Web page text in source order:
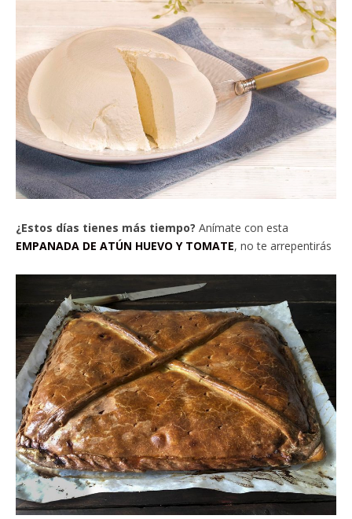
¿Estos días tienes más tiempo? Anímate con esta
EMPANADA DE ATÚN HUEVO Y TOMATE, no te arrepentirás